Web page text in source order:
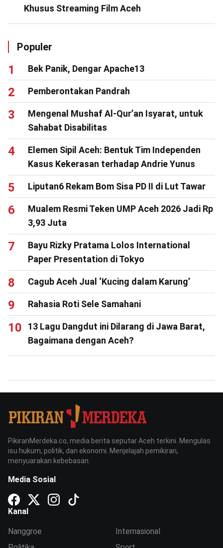
Khusus Streaming Film Aceh
Populer
Bek Panik, Dengar Apache13
Pemberontakan Pandrah
Mengenal Mushaf Al-Qur’an Isyarat, untuk
Sahabat Disabilitas
Elemen Sipil Aceh: Bentuk Tim Independen
Kasus Kekerasan terhadap Andrie Yunus
Liputan6 Rekam Bom Sisa PD II di Lut Tawar
Mualem Resmi Teken UMP Aceh 2026 Jadi Rp
3,93 Juta
Bayu Rizky Pratama Lolos International
Paper Presentation di Tokyo
Cagub Aceh Jual ‘Kucing dalam Karung’
Rahasia Roti Sele Samahani
13 Lagu Dangdut ini Dilarang di Jawa Barat,
Bagaimana dengan Aceh?
PikiranMerdeka.co, media berita seputar Aceh terkini. Mengulas
isu hukum, politik, dan ekonomi. Menjelajah pemikiran,
menyuarakan kebebasan.
Media Sosial
Kanal
Nanggroe
Internasional